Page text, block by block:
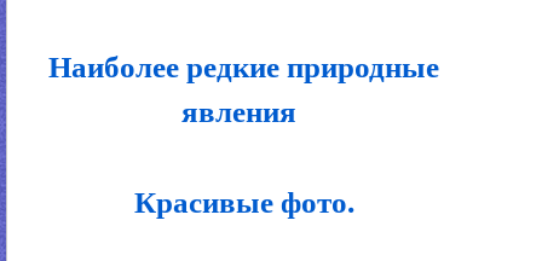
Наиболее редкие природные
явления
Красивые фото.